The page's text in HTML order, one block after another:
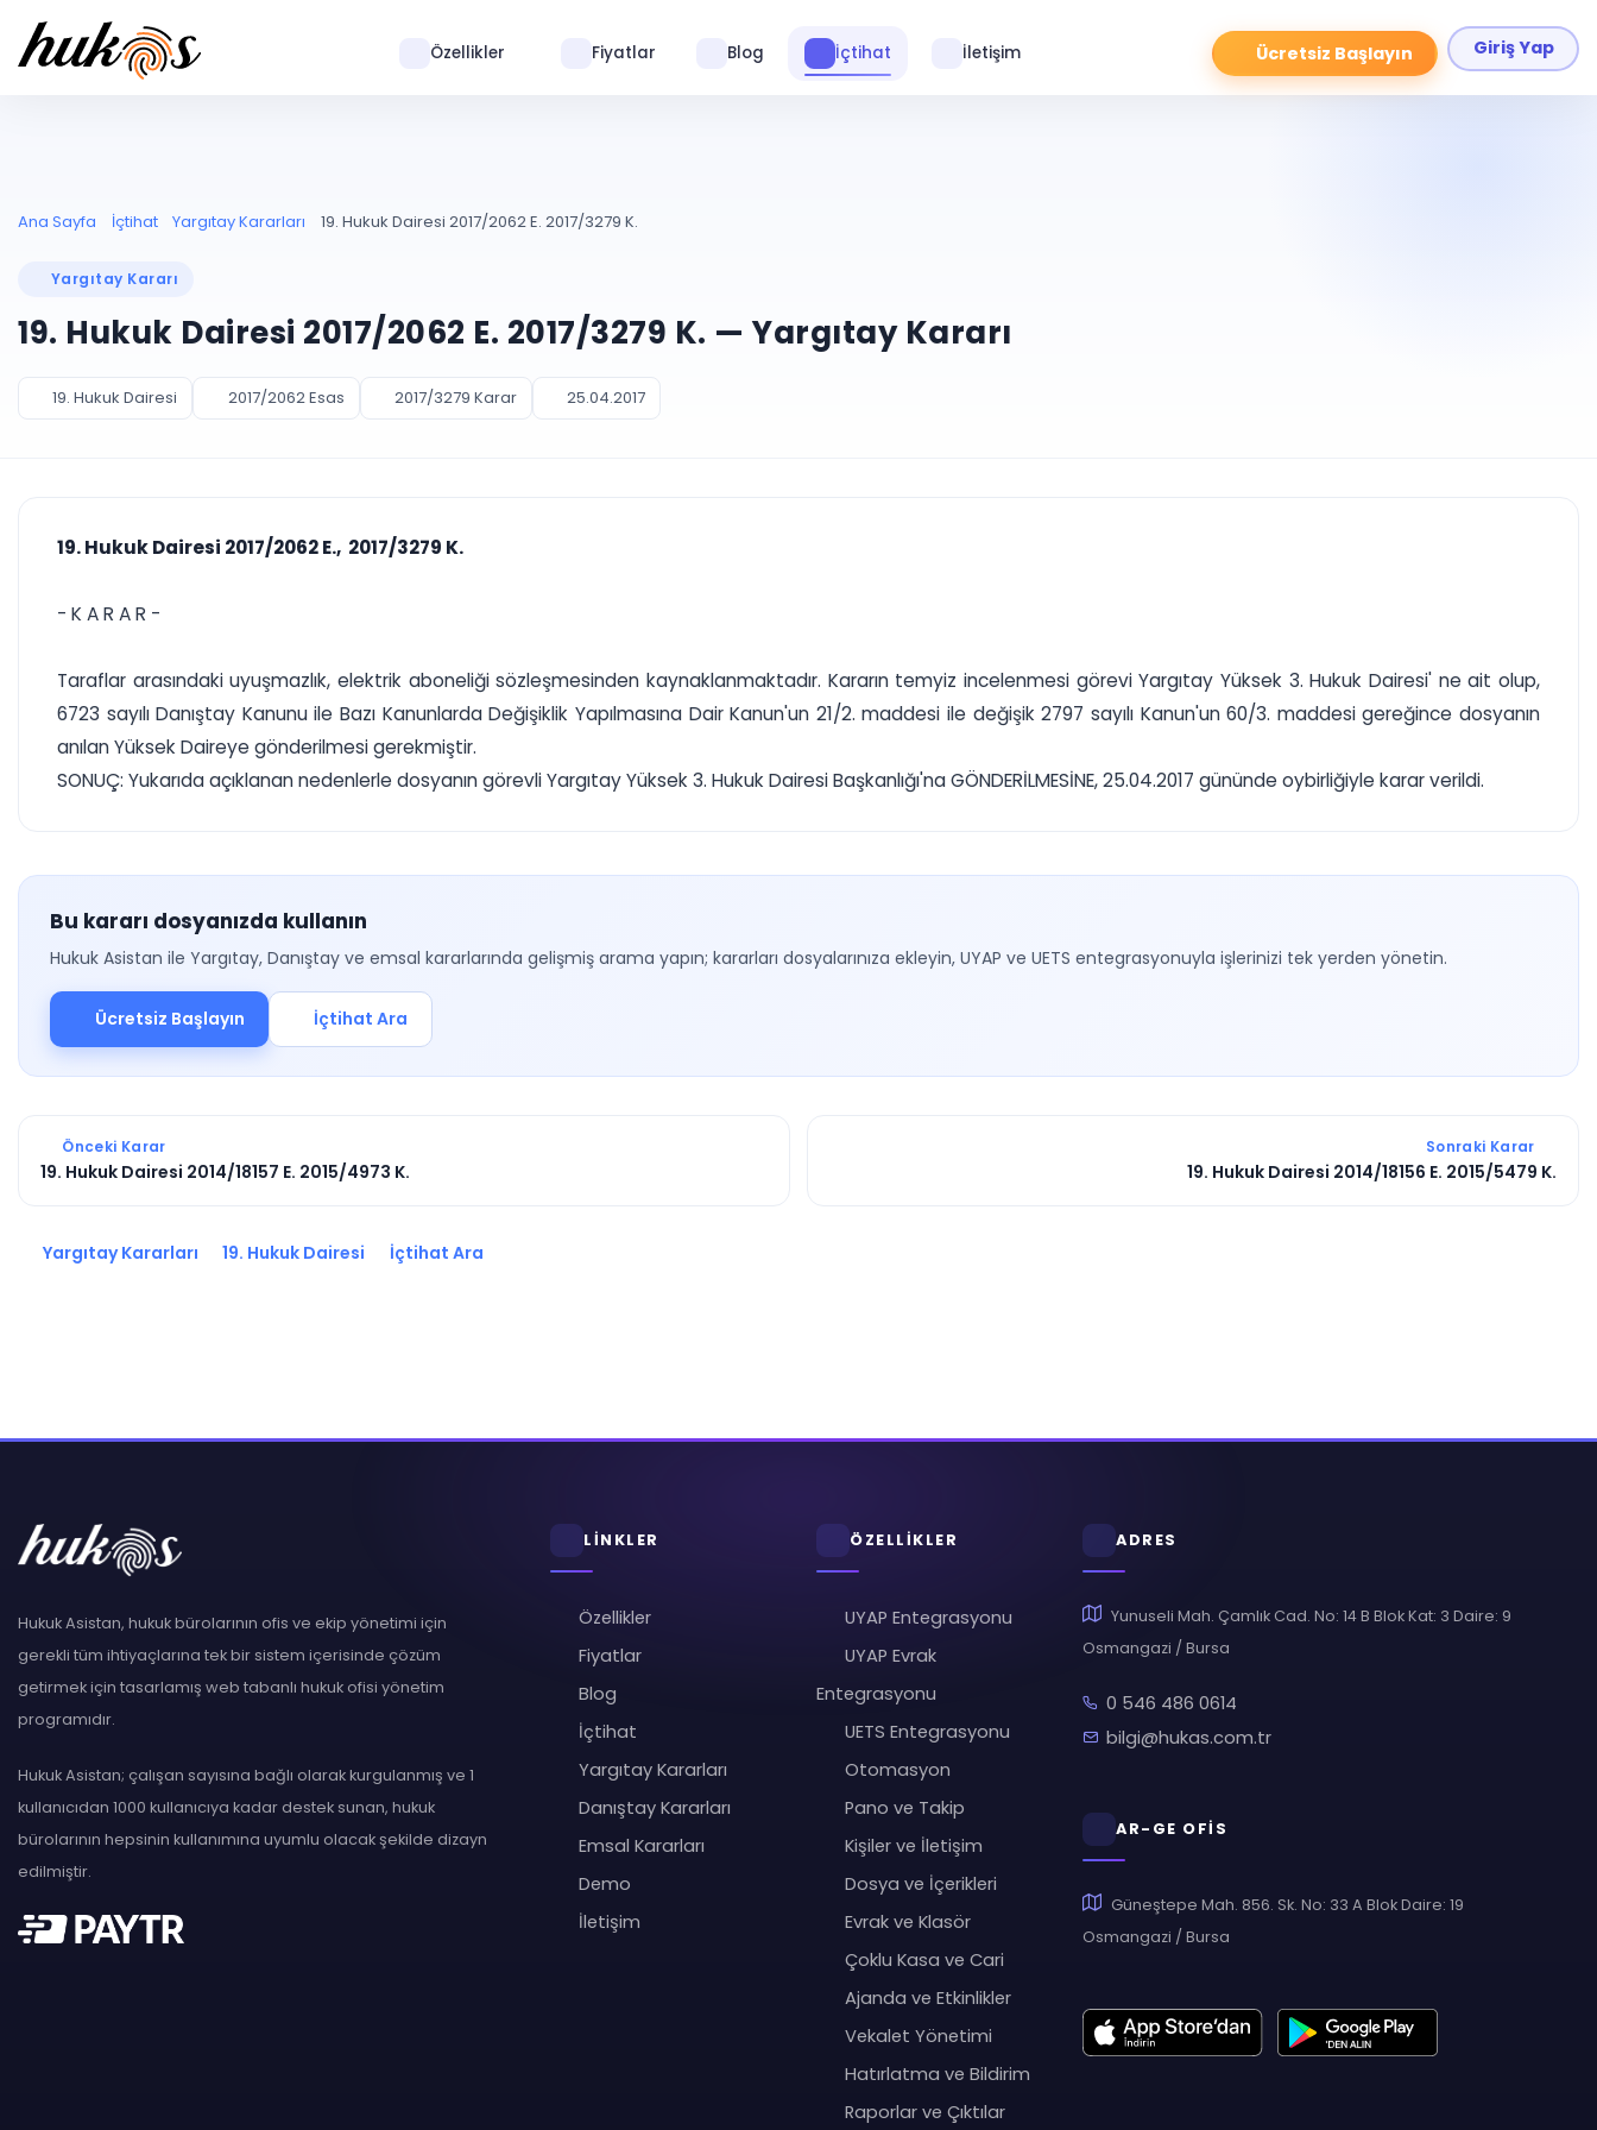
Ücretsiz Başlayın Giriş Yap
Özellikler Fiyatlar Blog İçtihat İletişim
Ana Sayfa İçtihat Yargıtay Kararları 19. Hukuk Dairesi 2017/2062 E. 2017/3279 K.
Yargıtay Kararı
19. Hukuk Dairesi 2017/2062 E. 2017/3279 K. — Yargıtay Kararı
19. Hukuk Dairesi 2017/2062 Esas 2017/3279 Karar 25.04.2017
19. Hukuk Dairesi 2017/2062 E., 2017/3279 K.
- K A R A R -
Taraflar arasındaki uyuşmazlık, elektrik aboneliği sözleşmesinden kaynaklanmaktadır. Kararın temyiz incelenmesi görevi Yargıtay Yüksek 3. Hukuk Dairesi' ne ait olup,
6723 sayılı Danıştay Kanunu ile Bazı Kanunlarda Değişiklik Yapılmasına Dair Kanun'un 21/2. maddesi ile değişik 2797 sayılı Kanun'un 60/3. maddesi gereğince dosyanın
anılan Yüksek Daireye gönderilmesi gerekmiştir.
SONUÇ: Yukarıda açıklanan nedenlerle dosyanın görevli Yargıtay Yüksek 3. Hukuk Dairesi Başkanlığı'na GÖNDERİLMESİNE, 25.04.2017 gününde oybirliğiyle karar verildi.
Bu kararı dosyanızda kullanın
Hukuk Asistan ile Yargıtay, Danıştay ve emsal kararlarında gelişmiş arama yapın; kararları dosyalarınıza ekleyin, UYAP ve UETS entegrasyonuyla işlerinizi tek yerden yönetin.
Ücretsiz Başlayın İçtihat Ara
Önceki Karar
19. Hukuk Dairesi 2014/18157 E. 2015/4973 K.
Sonraki Karar
19. Hukuk Dairesi 2014/18156 E. 2015/5479 K.
Yargıtay Kararları 19. Hukuk Dairesi İçtihat Ara
Hukuk Asistan, hukuk bürolarının ofis ve ekip yönetimi için
gerekli tüm ihtiyaçlarına tek bir sistem içerisinde çözüm
getirmek için tasarlamış web tabanlı hukuk ofisi yönetim
programıdır.
Hukuk Asistan; çalışan sayısına bağlı olarak kurgulanmış ve 1
kullanıcıdan 1000 kullanıcıya kadar destek sunan, hukuk
bürolarının hepsinin kullanımına uyumlu olacak şekilde dizayn
edilmiştir.
LİNKLER
Özellikler
Fiyatlar
Blog
İçtihat
Yargıtay Kararları
Danıştay Kararları
Emsal Kararları
Demo
İletişim
ÖZELLİKLER
UYAP Entegrasyonu
UYAP Evrak
Entegrasyonu
UETS Entegrasyonu
Otomasyon
Pano ve Takip
Kişiler ve İletişim
Dosya ve İçerikleri
Evrak ve Klasör
Çoklu Kasa ve Cari
Ajanda ve Etkinlikler
Vekalet Yönetimi
Hatırlatma ve Bildirim
Raporlar ve Çıktılar
ADRES
Yunuseli Mah. Çamlık Cad. No: 14 B Blok Kat: 3 Daire: 9
Osmangazi / Bursa
0 546 486 0614
bilgi@hukas.com.tr
AR-GE OFİS
Güneştepe Mah. 856. Sk. No: 33 A Blok Daire: 19
Osmangazi / Bursa